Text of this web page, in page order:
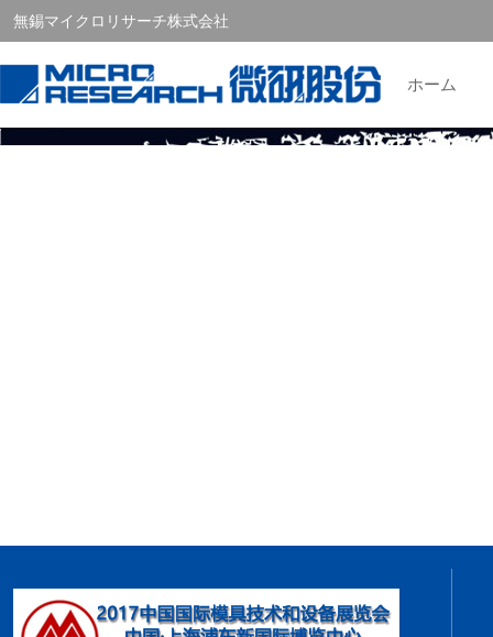
無錫マイクロリサーチ株式会社
ホーム